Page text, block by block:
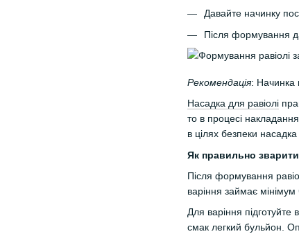
Давайте начинку
Після формування
Рекомендація: Начинка
Насадка для равіолі
то в процесі
в цілях безпеки
Як правильно зварити
Після формування
варіння займає
Для варіння
смак легкий бульйон.